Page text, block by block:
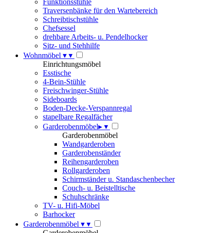
Funktionsstühle
Traversenbänke für den Wartebereich
Schreibtischstühle
Chefsessel
drehbare Arbeits- u. Pendelhocker
Sitz- und Stehhilfe
Wohnmöbel ▾ ▾
Einrichtungsmöbel
Esstische
4-Bein-Stühle
Freischwinger-Stühle
Sideboards
Boden-Decke-Verspannregal
stapelbare Regalfächer
Garderobenmöbel▸ ▾
Garderobenmöbel
Wandgarderoben
Garderobenständer
Reihengarderoben
Rollgarderoben
Schirmständer u. Standaschenbecher
Couch- u. Beistelltische
Schuhschränke
TV- u. Hifi-Möbel
Barhocker
Garderobenmöbel ▾ ▾